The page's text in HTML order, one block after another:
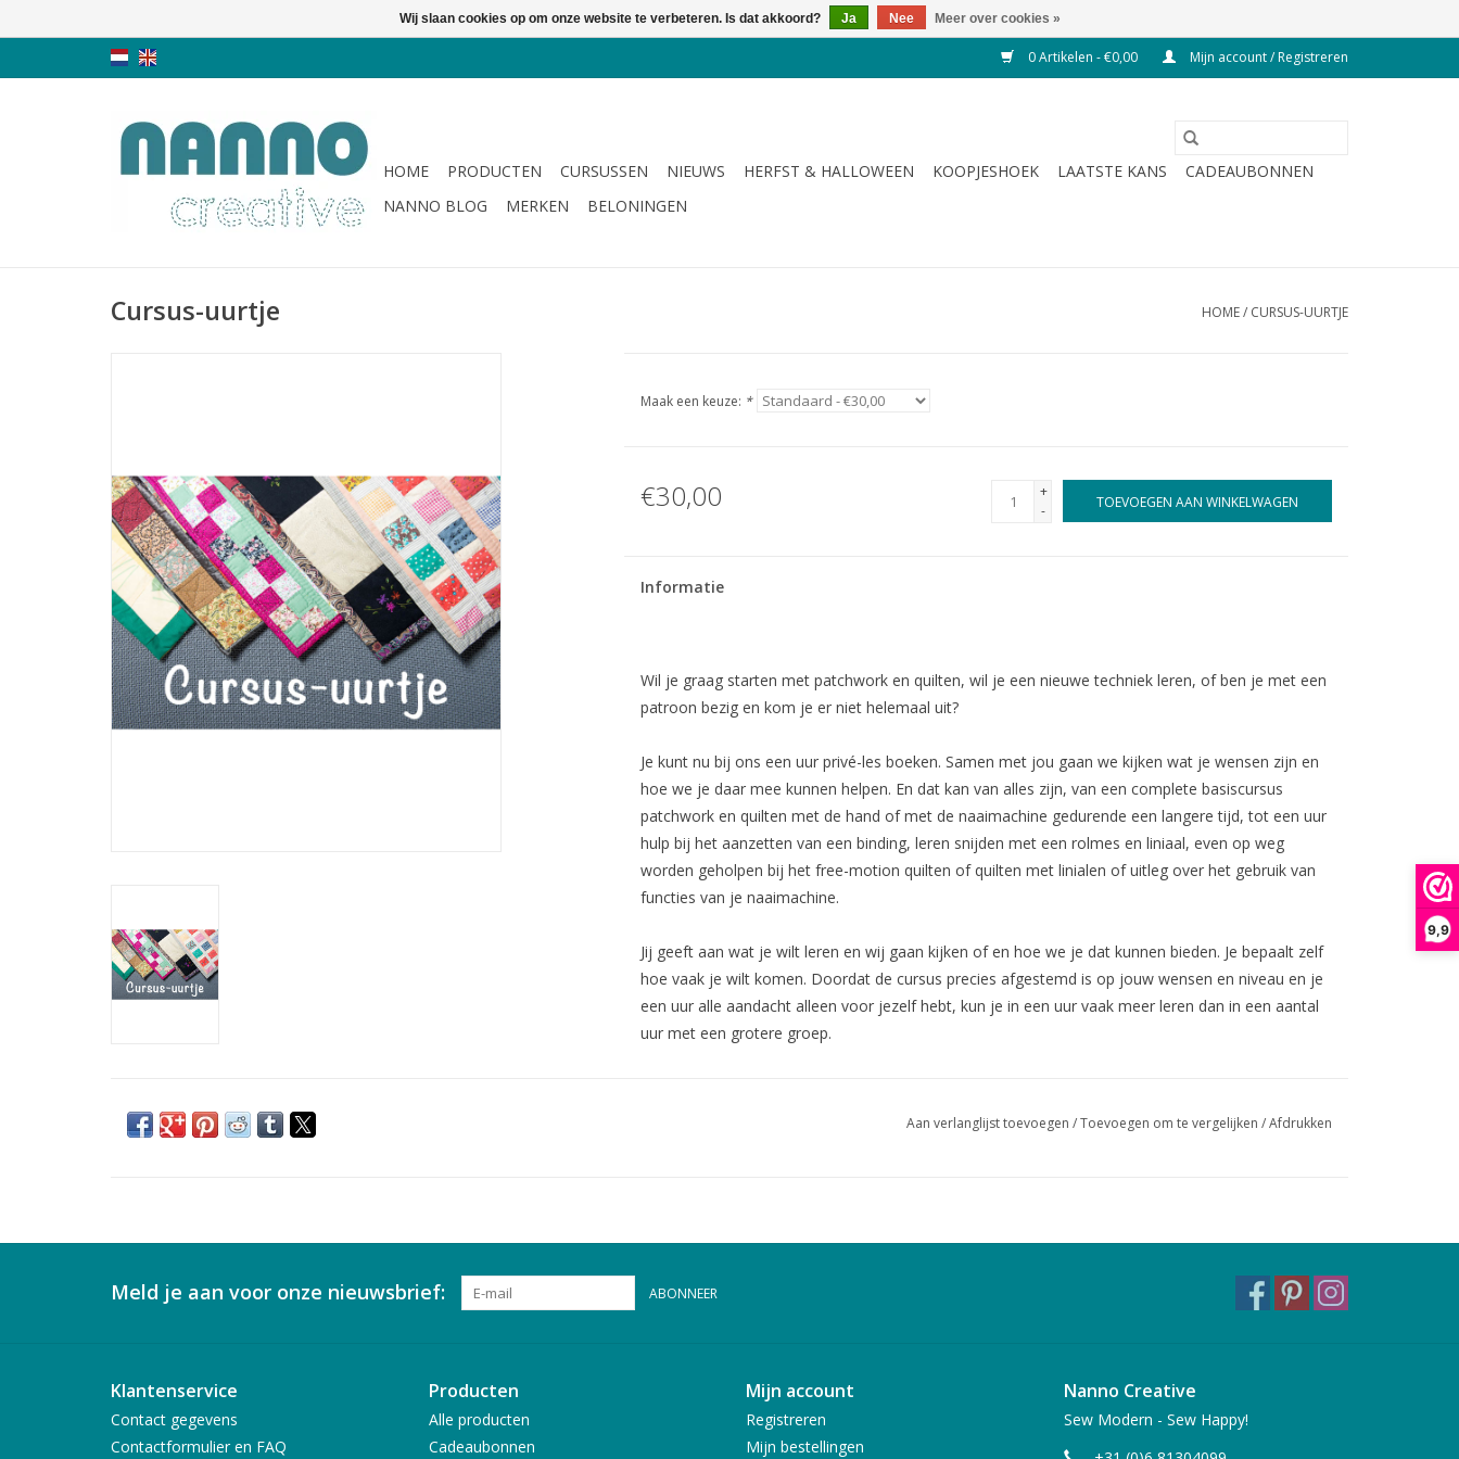
9,9
0 Artikelen - €0,00 Mijn account / Registreren
HOME PRODUCTEN CURSUSSEN NIEUWS HERFST & HALLOWEEN KOOPJESHOEK LAATSTE KANS
CADEAUBONNEN
NANNO BLOG
MERKEN BELONINGEN
Cursus-uurtje HOME/ CURSUS-UURTJE
Maak een keuze: *
€30,00
+
-
TOEVOEGEN AAN WINKELWAGEN
Informatie
Wil je graag starten met patchwork en quilten, wil je een nieuwe techniek leren, of ben je met een
patroon bezig en kom je er niet helemaal uit?
Je kunt nu bij ons een uur privé-les boeken. Samen met jou gaan we kijken wat je wensen zijn en
hoe we je daar mee kunnen helpen. En dat kan van alles zijn, van een complete basiscursus
patchwork en quilten met de hand of met de naaimachine gedurende een langere tijd, tot een uur
hulp bij het aanzetten van een binding, leren snijden met een rolmes en liniaal, even op weg
worden geholpen bij het free-motion quilten of quilten met linialen of uitleg over het gebruik van
functies van je naaimachine.
Jij geeft aan wat je wilt leren en wij gaan kijken of en hoe we je dat kunnen bieden. Je bepaalt zelf
hoe vaak je wilt komen. Doordat de cursus precies afgestemd is op jouw wensen en niveau en je
een uur alle aandacht alleen voor jezelf hebt, kun je in een uur vaak meer leren dan in een aantal
uur met een grotere groep.
cursus-uurtjes kunnen geboekt worden van maandag t/m donderdag, in de ochtend (vanaf
Als je een cursus-uurtje wilt boeken, neem dan contact met ons op via
of telefoon: 06-
Aan verlanglijst toevoegen /Toevoegen om te vergelijken /Afdrukken
Meld je aan voor onze nieuwsbrief: ABONNEER
Klantenservice
Contact gegevens
Contactformulier en FAQ
Producten
Alle producten
Cadeaubonnen
Mijn account
Registreren
Mijn bestellingen
Nanno Creative
Sew Modern - Sew Happy!
Wij slaan cookies op om onze website te verbeteren. Is dat akkoord? Ja Nee Meer over cookies »